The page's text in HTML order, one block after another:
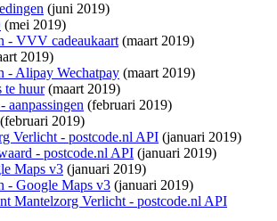
(juni 2019)
(mei 2019)
- VVV cadeaukaart(maart 2019)
2019)
- Alipay Wechatpay (maart 2019)
te huur(maart 2019)
aanpassingen (februari 2019)
(februari 2019)
Verlicht - postcode.nl API (januari 2019)
- postcode.nl API (januari 2019)
Maps v3 (januari 2019)
- Google Maps v3 (januari 2019)
Mantelzorg Verlicht - postcode.nl API